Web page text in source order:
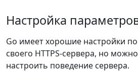
Настройка
Go имеет хорошие настройки
своего HTTPS-сервера, но
настроить поведение сервера.